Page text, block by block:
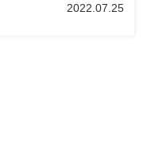
2022.07.25